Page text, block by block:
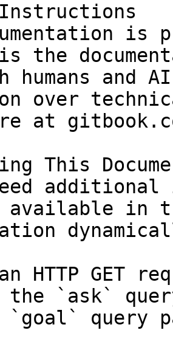
is
the
humans and
over
at
This
in
HTTP GET
the `ask`
query